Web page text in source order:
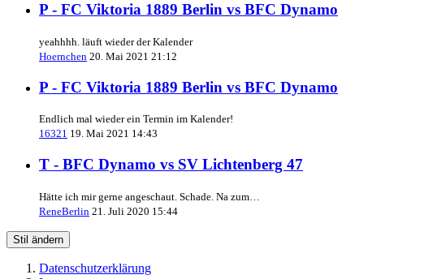
P - FC Viktoria 1889 Berlin vs BFC Dynamo
yeahhhh. läuft wieder der Kalender
Hoernchen 20. Mai 2021 21:12
P - FC Viktoria 1889 Berlin vs BFC Dynamo
Endlich mal wieder ein Termin im Kalender!
16321 19. Mai 2021 14:43
T - BFC Dynamo vs SV Lichtenberg 47
Hätte ich mir gerne angeschaut. Schade. Na zum…
ReneBerlin 21. Juli 2020 15:44
Stil ändern
Datenschutzerklärung